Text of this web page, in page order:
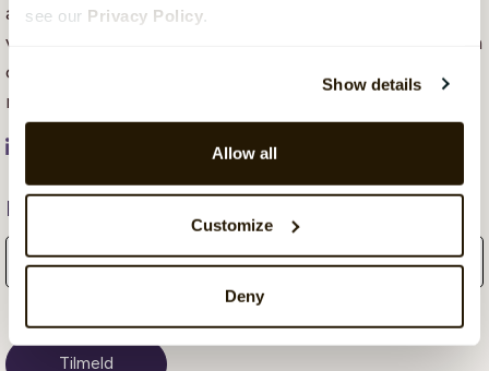
see our Privacy Policy
Show details
Allow all
Customize
Deny
af mange forskellige industrier med et fokus på SaaS
virksomheder. Hun er passioneret om kommunikation
og at hjælpe virksomheder med at udvikle deres
marketing strategier.
Få månedlige opdateringer fra bloggen